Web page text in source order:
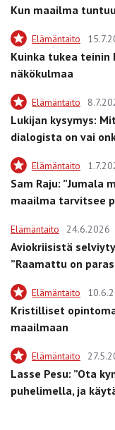
Kun maailma
Elämäntaito
Kuinka tukea
näkökulmaa
Elämäntaito
Lukijan kysymys:
dialogista on vai
Elämäntaito
Sam Raju:
maailma tarvitsee
Elämäntaito 24.6.2026
Aviokriisistä
”Raamattu on
Elämäntaito
Kristilliset
maailmaan
Elämäntaito
Lasse Pesu: ”Ota
puhelimella, ja